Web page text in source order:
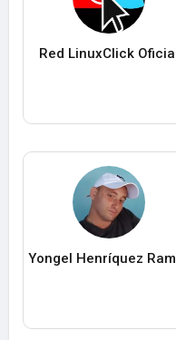
Red LinuxClick Oficial